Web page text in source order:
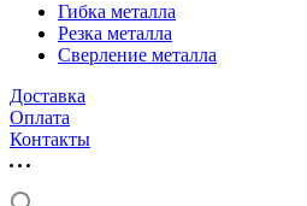
Гибка металла
Резка металла
Сверление металла
Доставка
Оплата
Контакты